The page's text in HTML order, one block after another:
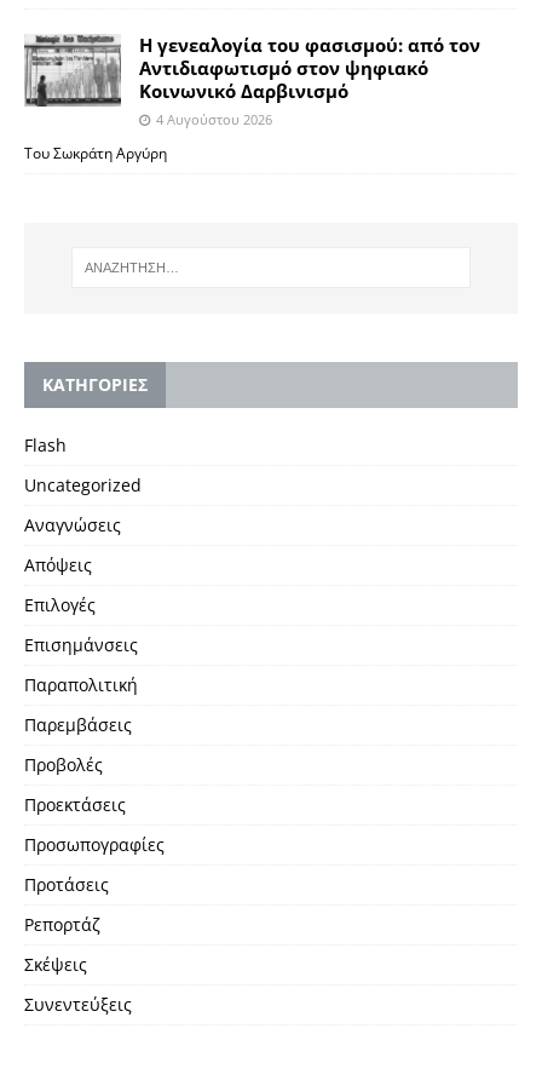
Η γενεαλογία του φασισμού: από τον
Αντιδιαφωτισμό στον ψηφιακό
Κοινωνικό Δαρβινισμό
4 Αυγούστου 2026
Του Σωκράτη Αργύρη
KΑΤΗΓΟΡΙΕΣ
Flash
Uncategorized
Αναγνώσεις
Απόψεις
Επιλογές
Επισημάνσεις
Παραπολιτική
Παρεμβάσεις
Προβολές
Προεκτάσεις
Προσωπογραφίες
Προτάσεις
Ρεπορτάζ
Σκέψεις
Συνεντεύξεις